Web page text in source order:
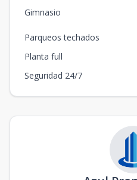
Gimnasio
Parqueos techados
Planta full
Seguridad 24/7